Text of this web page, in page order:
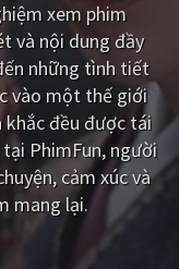
- Hồng Kông
xem phim
và nội dung đầy
những tình tiết
vào một thế giới
khắc đều được tái
PhimFun, người
cảm xúc và
mang lại.